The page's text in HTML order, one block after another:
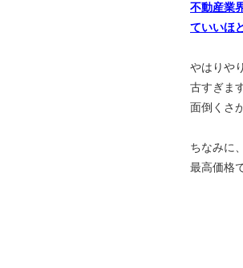
不動産業
ていいほ
やはりや
古すぎま
面倒くさ
ちなみに
最高価格